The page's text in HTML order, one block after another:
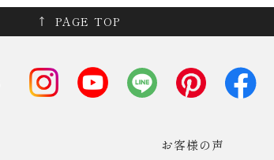
PAGE TOP
お客様の声